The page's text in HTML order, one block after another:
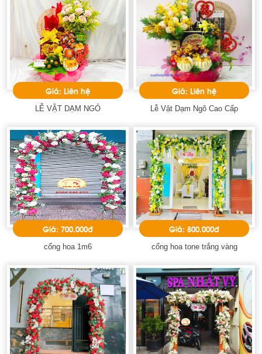
Giá: Liên hệ
LỄ VẬT DẠM NGỎ
Giá: Liên hệ
Lễ Vật Dạm Ngõ Cao Cấp
Giá: 700.000đ
cổng hoa 1m6
Giá: 800.000đ
cổng hoa tone trắng vàng